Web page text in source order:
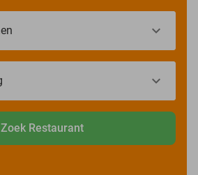
Zoek Restaurant